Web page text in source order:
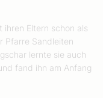
ihren Eltern schon als
Pfarre Sandleiten
lernte sie auch
fand ihn am Anfang